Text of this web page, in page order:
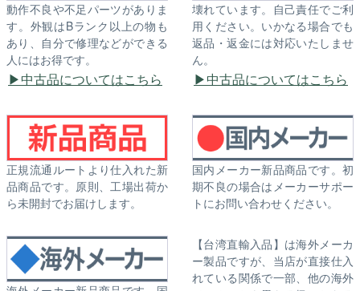
動作不良や不足パーツがありま
す。外観はBランク以上の物も
あり、自分で修理などができる
人にはお得です。
中古品についてはこちら
壊れています。自己責任でご利
用ください。いかなる場合でも
返品・返金には対応いたしませ
ん。
中古品についてはこちら
正規流通ルートより仕入れた新
品商品です。原則、工場出荷か
ら未開封でお届けします。
国内メーカー新品商品です。初
期不良の場合はメーカーサポー
トにお問い合わせください。
【台湾直輸入品】は海外メーカ
ー製品ですが、当店が直接仕入
れている関係で一部、他の海外